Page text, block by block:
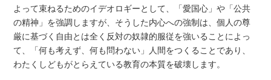
よって束ねるためのイデオロギーとして、「愛国心」や「公共
の精神」を強調しますが、そうした内心への強制は、個人の尊
厳に基づく自由とは全く反対の奴隷的服従を強いることによっ
て、「何も考えず、何も問わない」人間をつくることであり、
わたくしどもがとらえている教育の本質を破壊します。